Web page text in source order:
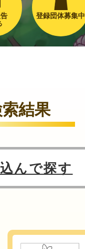
登録団体募集中
結果
んで探す